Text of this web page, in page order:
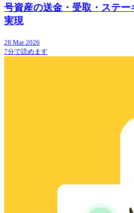
号資産の送金・受取・ステー
実現
28 Mar 2026
7分で読めます